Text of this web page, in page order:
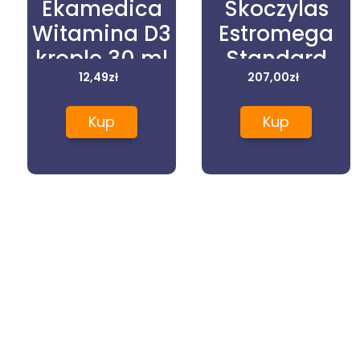
Ekamedica
Witamina D3
krople 30 ml
12,49zł
Kup
Skoczylas
Estromega
Standard
3x250Ml
207,00zł
Kup